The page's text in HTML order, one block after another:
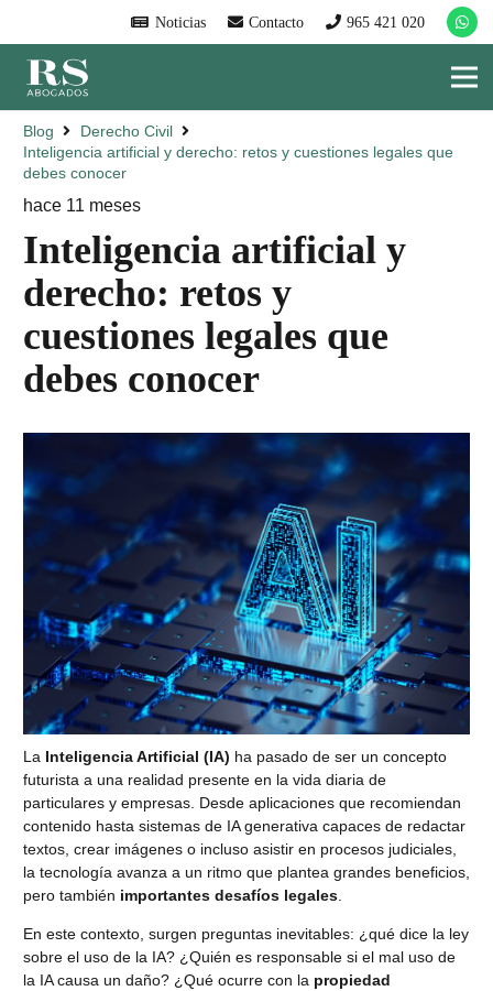
Noticias Contacto 965 421 020
Blog
Derecho Civil
Inteligencia artificial y derecho: retos y cuestiones legales que
debes conocer
hace 11 meses
Inteligencia artificial y
derecho: retos y
cuestiones legales que
debes conocer
La Inteligencia Artificial (IA) ha pasado de ser un concepto
futurista a una realidad presente en la vida diaria de
particulares y empresas. Desde aplicaciones que recomiendan
contenido hasta sistemas de IA generativa capaces de redactar
textos, crear imágenes o incluso asistir en procesos judiciales,
la tecnología avanza a un ritmo que plantea grandes beneficios,
pero también importantes desafíos legales.
En este contexto, surgen preguntas inevitables: ¿qué dice la ley
sobre el uso de la IA? ¿Quién es responsable si el mal uso de
la IA causa un daño? ¿Qué ocurre con la propiedad